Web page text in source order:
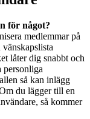
för något?
medlemmar på
låter dig snabbt och
personliga
så kan inlägg
du lägger till en
så kommer